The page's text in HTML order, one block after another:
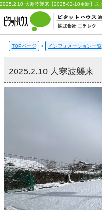
TOPページ > インフォメーション一覧
2025.2.10 大寒波襲来